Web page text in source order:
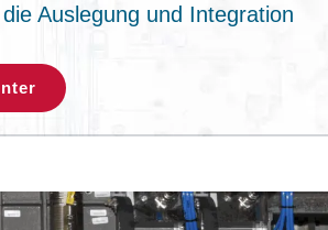
Auslegung und Integration